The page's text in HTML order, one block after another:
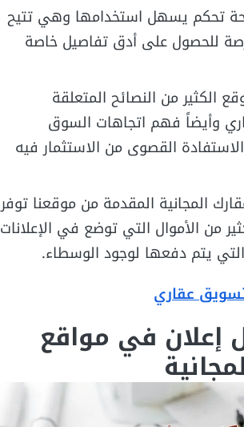
تحكم يسهل استخدامها وهي تتيح
للحصول على أدق تفاصيل خاصة
الكثير من النصائح المتعلقة
وأيضاً فهم اتجاهات السوق
القصوى من الاستثمار فيه
المجانية المقدمة من موقعنا توفر
من الأموال التي توضع في الإعلانات
يتم دفعها لوجود الوسطاء.
عقاري
في مواقع